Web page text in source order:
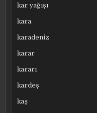
kar yağışı
kara
karadeniz
karar
kararı
kardeş
kaş